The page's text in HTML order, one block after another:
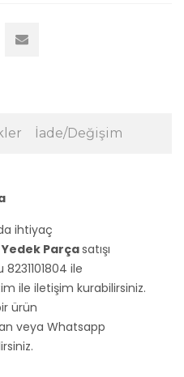
İade/Değişim
ihtiyaç
Yedek Parçasatışı
ile
ile iletişim kurabilirsiniz.
ürün
veya Whatsapp